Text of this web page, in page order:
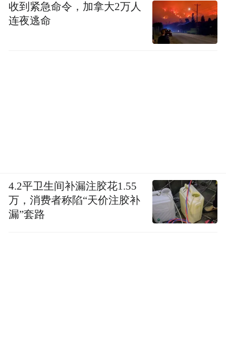
收到紧急命令，加拿大2万人
连夜逃命
4.2平卫生间补漏注胶花1.55
万，消费者称陷“天价注胶补
漏”套路